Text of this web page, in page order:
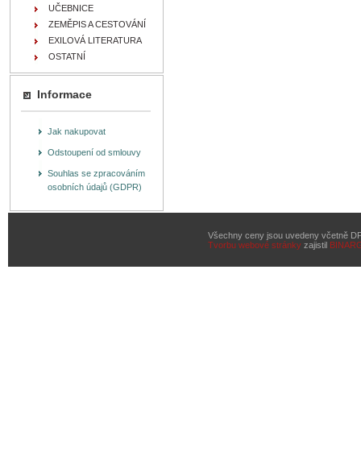
UČEBNICE
ZEMĚPIS A CESTOVÁNÍ
EXILOVÁ LITERATURA
OSTATNÍ
Informace
Jak nakupovat
Odstoupení od smlouvy
Souhlas se zpracováním
osobních údajů (GDPR)
Všechny ceny jsou uvedeny včetně
Tvorbu webové stránkyzajistil